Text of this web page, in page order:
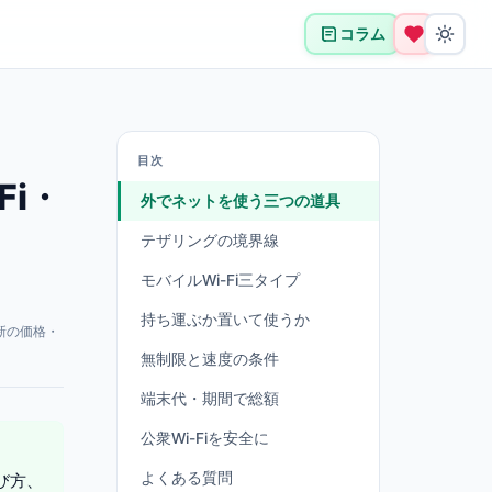
コラム
・
価格・
、
目次
外でネットを使う三つの道具
テザリングの境界線
モバイルWi-Fi三タイプ
持ち運ぶか置いて使うか
無制限と速度の条件
端末代・期間で総額
公衆Wi-Fiを安全に
よくある質問